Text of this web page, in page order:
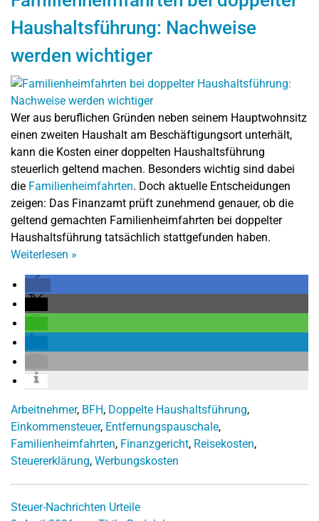
Haushaltsführung: Nachweise
werden wichtiger
Wer aus beruflichen Gründen neben seinem Hauptwohnsitz
einen zweiten Haushalt am Beschäftigungsort unterhält,
kann die Kosten einer doppelten Haushaltsführung
steuerlich geltend machen. Besonders wichtig sind dabei
die Familienheimfahrten. Doch aktuelle Entscheidungen
zeigen: Das Finanzamt prüft zunehmend genauer, ob die
geltend gemachten Familienheimfahrten bei doppelter
Haushaltsführung tatsächlich stattgefunden haben.
Weiterlesen »
Arbeitnehmer, BFH, Doppelte Haushaltsführung,
Einkommensteuer, Entfernungspauschale,
Familienheimfahrten, Finanzgericht, Reisekosten,
Steuererklärung, Werbungskosten
Steuer-Nachrichten Urteile